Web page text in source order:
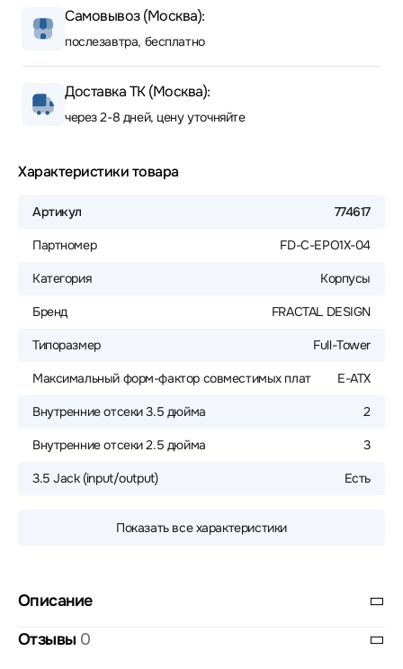
Самовывоз (Москва):
послезавтра, бесплатно
Доставка ТК (Москва):
через 2-8 дней, цену уточняйте
Характеристики товара
Артикул 774617
Партномер FD-C-EPO1X-04
Категория Корпусы
Бренд FRACTAL DESIGN
Типоразмер Full-Tower
Максимальный форм-фактор совместимых плат E-ATX
Внутренние отсеки 3.5 дюйма 2
Внутренние отсеки 2.5 дюйма 3
3.5 Jack (input/output) Есть
Показать все характеристики
Описание
Отзывы 0